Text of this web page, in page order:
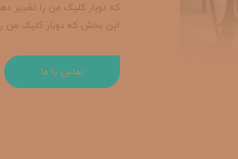
که دوبار کلیک من را تغییر
این بخش که دوبار کلیک من
تماس با ما